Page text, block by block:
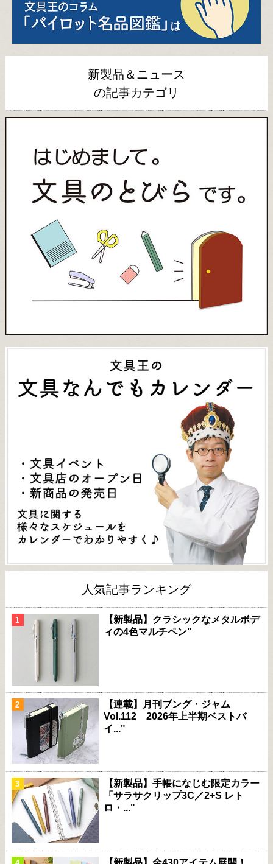
新製品＆ニュース
の記事カテゴリ
人気記事ランキング
【新製品】クラシックなメタルボデ
ィの4色マルチペン"
【連載】月刊ブング・ジャム
Vol.112 2026年上半期ベストバ
イ..."
【新製品】手帳になじむ限定カラー
「サラサクリップ3C／2+S レト
ロ・..."